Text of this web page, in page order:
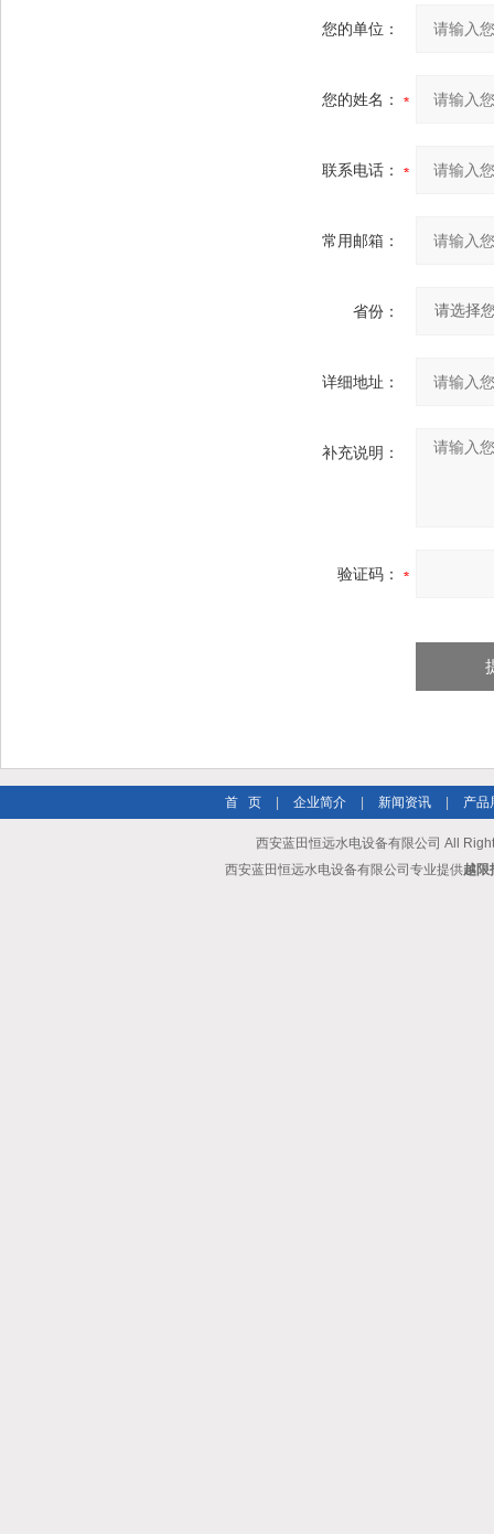
您的单位：
您的姓名：
联系电话：
常用邮箱：
省份：
详细地址：
补充说明：
验证码：
首 页 企业简介 新闻资讯 产品
西安蓝田恒远水电设备有限公司 All
西安蓝田恒远水电设备有限公司专业提供越限